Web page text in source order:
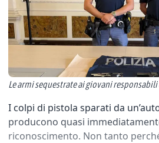
Le armi sequestrate ai giovani
I colpi di pistola sparati da
producono quasi
riconoscimento. Non tanto